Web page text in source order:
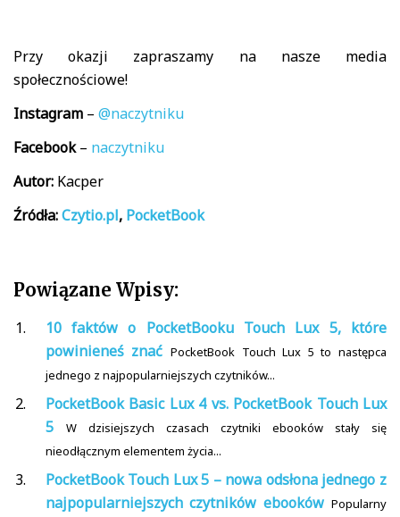
Przy okazji zapraszamy na nasze media
społecznościowe!
Instagram – @naczytniku
Facebook– naczytniku
Autor: Kacper
Źródła:Czytio.pl, PocketBook
Powiązane Wpisy:
10 faktów o PocketBooku Touch Lux 5, które
powinieneś znać PocketBook Touch Lux 5 to następca
jednego z najpopularniejszych czytników...
PocketBook Basic Lux 4 vs. PocketBook Touch Lux
5
W dzisiejszych czasach czytniki ebooków stały się
nieodłącznym elementem życia...
PocketBook Touch Lux 5 – nowa odsłona jednego z
najpopularniejszych czytników ebooków Popularny